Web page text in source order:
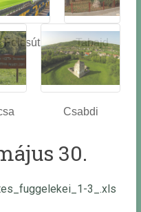
Felcsút Tabajd
Csabdi
30.
3_.xls